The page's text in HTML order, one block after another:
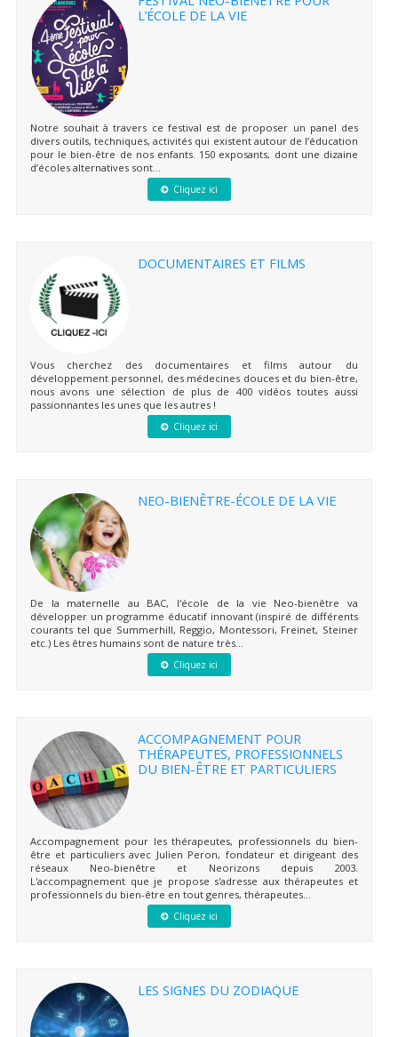
L’ÉCOLE DE LA VIE
Notre souhait à travers ce festival est de proposer un panel des
divers outils, techniques, activités qui existent autour de l’éducation
pour le bien-être de nos enfants. 150 exposants, dont une dizaine
d’écoles alternatives sont...
Cliquez ici
DOCUMENTAIRES ET FILMS
Vous cherchez des documentaires et films autour du
développement personnel, des médecines douces et du bien-être,
nous avons une sélection de plus de 400 vidéos toutes aussi
passionnantes les unes que les autres !
Cliquez ici
NEO-BIENÊTRE-ÉCOLE DE LA VIE
De la maternelle au BAC, l'école de la vie Neo-bienêtre va
développer un programme éducatif innovant (inspiré de différents
courants tel que Summerhill, Reggio, Montessori, Freinet, Steiner
etc.) Les êtres humains sont de nature très...
Cliquez ici
ACCOMPAGNEMENT POUR
THÉRAPEUTES, PROFESSIONNELS
DU BIEN-ÊTRE ET PARTICULIERS
Accompagnement pour les thérapeutes, professionnels du bien-
être et particuliers avec Julien Peron, fondateur et dirigeant des
réseaux Neo-bienêtre et Neorizons depuis 2003.
L'accompagnement que je propose s'adresse aux thérapeutes et
professionnels du bien-être en tout genres, thérapeutes...
Cliquez ici
LES SIGNES DU ZODIAQUE